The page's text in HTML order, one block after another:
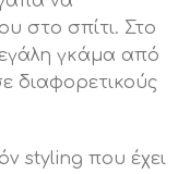
στο σπίτι. Στο
γκάμα από
διαφορετικούς
styling που έχει